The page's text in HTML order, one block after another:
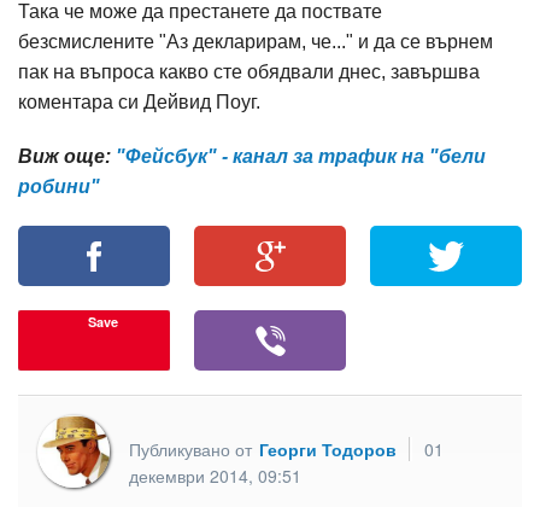
Така че може да престанете да поствате
безсмислените "Аз декларирам, че..." и да се върнем
пак на въпроса какво сте обядвали днес, завършва
коментара си Дейвид Поуг.
Виж още: "Фейсбук" - канал за трафик на "бели
робини"
Save
Публикувано от Георги Тодоров
01
декември 2014, 09:51